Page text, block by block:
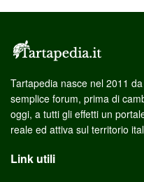
Tartapedia nasce nel 2011
semplice forum, prima di
oggi, a tutti gli effetti un
reale ed attiva sul territorio
Link utili